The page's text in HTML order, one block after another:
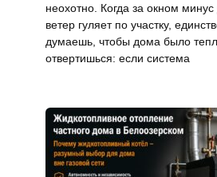
неохотно. Когда за окном минус
ветер гуляет по участку,
думаешь, чтобы дома было
отвертишься: если система